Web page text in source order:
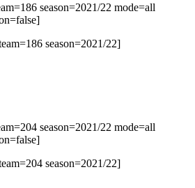
season=2021/22 mode=all
season=2021/22]
season=2021/22 mode=all
season=2021/22]